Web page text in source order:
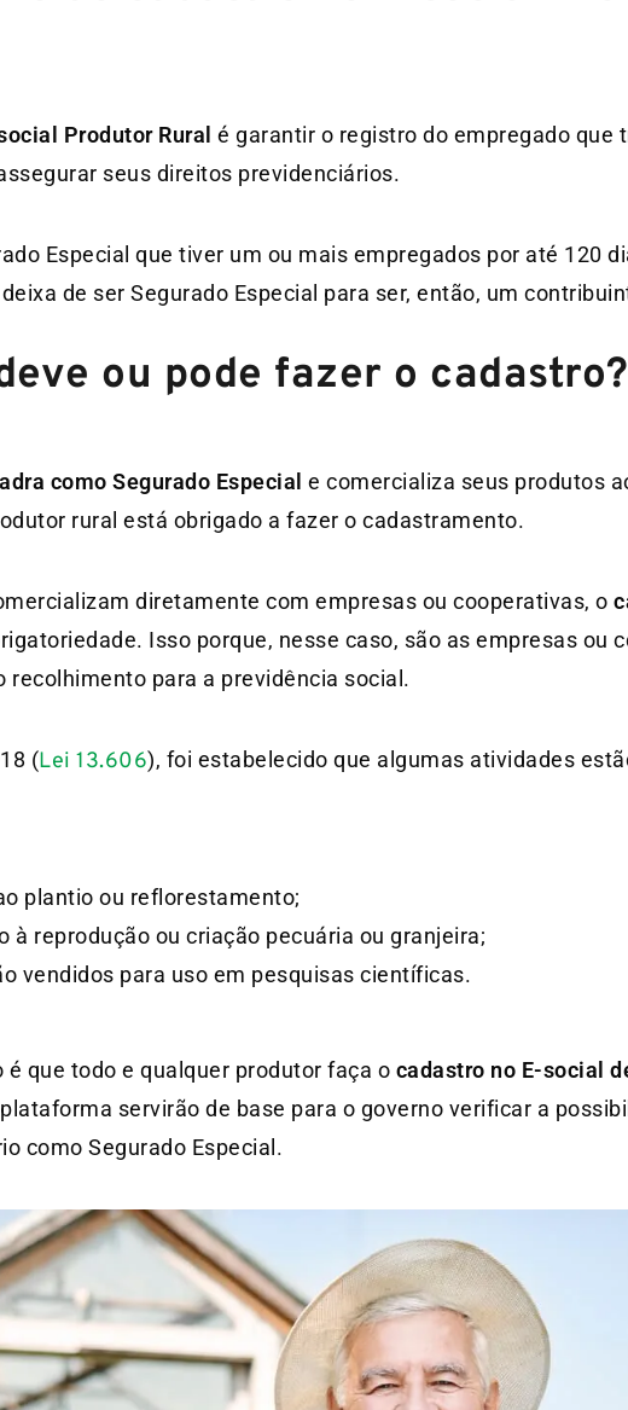
Produtor Rural é garantir o registro do empregado que
seus direitos previdenciários.
Especial que tiver um ou mais empregados por até 120
de ser Segurado Especial para ser, então, um
ou pode fazer o cadastro?
como Segurado Especial e comercializa seus produtos
rural está obrigado a fazer o cadastramento.
diretamente com empresas ou cooperativas, o
Isso porque, nesse caso, são as empresas ou
recolhimento para a previdência social.
(Lei 13.606), foi estabelecido que algumas atividades
plantio ou reflorestamento;
à reprodução ou criação pecuária ou granjeira;
vendidos para uso em pesquisas científicas.
que todo e qualquer produtor faça o cadastro no E-social
servirão de base para o governo verificar a
como Segurado Especial.